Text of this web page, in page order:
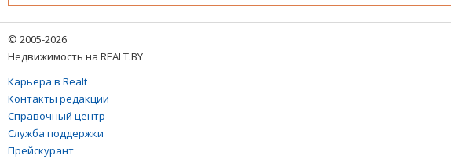
© 2005-2026
Недвижимость на REALT.BY
Карьера в Realt
Контакты редакции
Справочный центр
Служба поддержки
Прейскурант